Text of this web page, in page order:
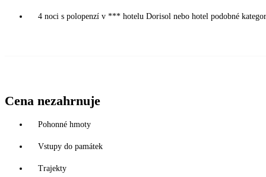
4 noci s polopenzí v *** hotelu Dorisol nebo hotel podobné
Cena nezahrnuje
Pohonné hmoty
Vstupy do památek
Trajekty